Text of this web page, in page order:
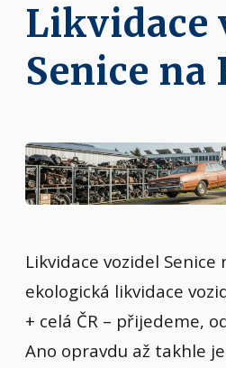
Likvidace
Senice na
Likvidace vozidel Senice
ekologická likvidace
+ celá ČR – přijedeme,
Ano opravdu až takhle